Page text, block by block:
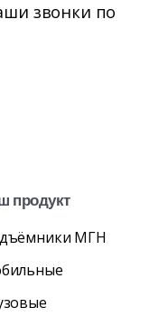
звонки по
продукт
МГН